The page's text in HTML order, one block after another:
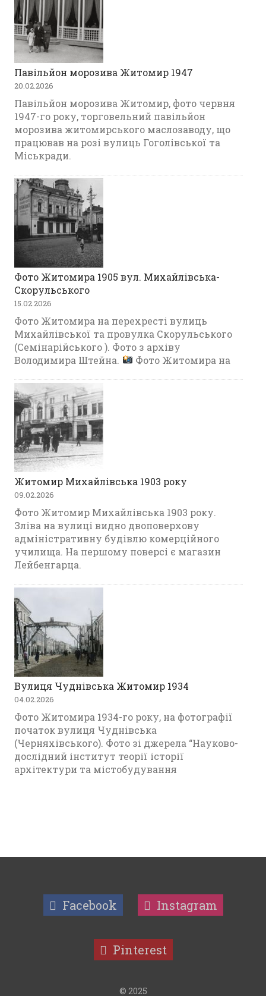
Павільйон морозива Житомир 1947
20.02.2026
Павільйон морозива Житомир, фото червня
1947-го року, торговельний павільйон
морозива житомирського маслозаводу, що
працював на розі вулиць Гоголівської та
Міськради.
Фото Житомира 1905 вул. Михайлівська-
Скорульського
15.02.2026
Фото Житомира на перехресті вулиць
Михайлівської та провулка Скорульського
(Семінарійського ). Фото з архіву
Володимира Штейна.
Фото Житомира на
Житомир Михайлівська 1903 року
09.02.2026
Фото Житомир Михайлівська 1903 року.
Зліва на вулиці видно двоповерхову
адміністративну будівлю комерційного
училища. На першому поверсі є магазин
Лейбенгарца.
Вулиця Чуднівська Житомир 1934
04.02.2026
Фото Житомира 1934-го року, на фотографії
початок вулиця Чуднівська
(Черняхівського). Фото зі джерела “Науково-
дослідний інститут теорії історії
архітектури та містобудування
Facebook Instagram
Pinterest
© 2025